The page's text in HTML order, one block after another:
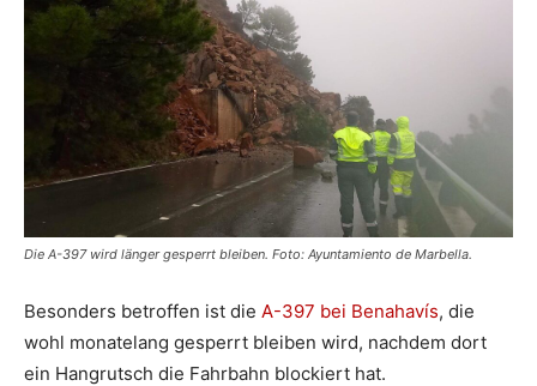
Die A-397 wird länger gesperrt bleiben. Foto: Ayuntamiento de Marbella.
Besonders betroffen ist die A-397 bei Benahavís, die
wohl monatelang gesperrt bleiben wird, nachdem dort
ein Hangrutsch die Fahrbahn blockiert hat.